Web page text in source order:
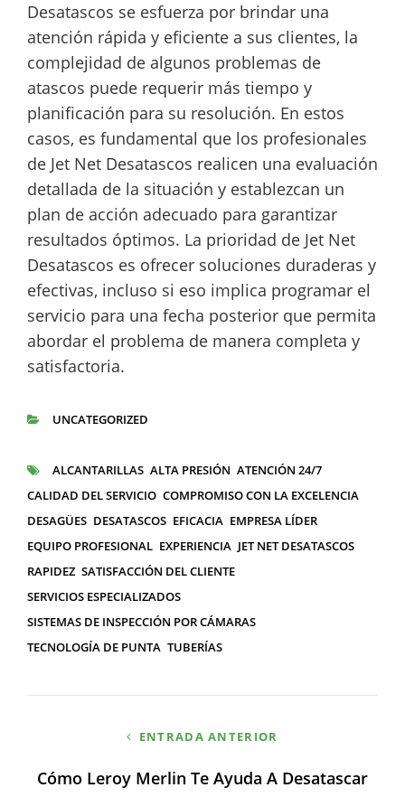
Desatascos se esfuerza por brindar una
atención rápida y eficiente a sus clientes, la
complejidad de algunos problemas de
atascos puede requerir más tiempo y
planificación para su resolución. En estos
casos, es fundamental que los profesionales
de Jet Net Desatascos realicen una evaluación
detallada de la situación y establezcan un
plan de acción adecuado para garantizar
resultados óptimos. La prioridad de Jet Net
Desatascos es ofrecer soluciones duraderas y
efectivas, incluso si eso implica programar el
servicio para una fecha posterior que permita
abordar el problema de manera completa y
satisfactoria.
UNCATEGORIZED
ETIQUETAS
ALCANTARILLAS ALTA PRESIÓN ATENCIÓN 24/7
CALIDAD DEL SERVICIO COMPROMISO CON LA EXCELENCIA
DESAGÜES DESATASCOS EFICACIA EMPRESA LÍDER
EQUIPO PROFESIONAL EXPERIENCIA JET NET DESATASCOS
RAPIDEZ SATISFACCIÓN DEL CLIENTE
SERVICIOS ESPECIALIZADOS
SISTEMAS DE INSPECCIÓN POR CÁMARAS
TECNOLOGÍA DE PUNTA TUBERÍAS
entradas
ENTRADA ANTERIOR
Cómo Leroy Merlin Te Ayuda A Desatascar